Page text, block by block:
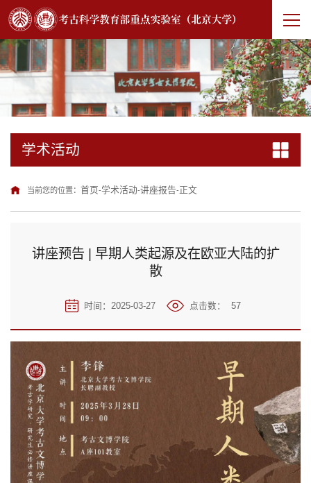
学术活动
当前您的位置： 首页-学术活动-讲座报告-正文
讲座预告 | 早期人类起源及在欧亚大陆的扩
散
时间：2025-03-27 点击数： 57